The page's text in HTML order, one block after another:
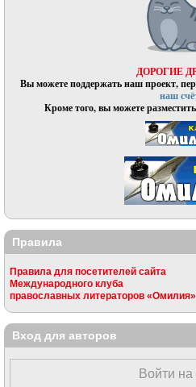
ДОРОГИЕ
Вы можете поддержать наш проект,
наш
Кроме того, вы можете
Правила
Правила для посетителей сайта
Международного клуба
православных литераторов «Омилия»
Вход для авторов
Войти на